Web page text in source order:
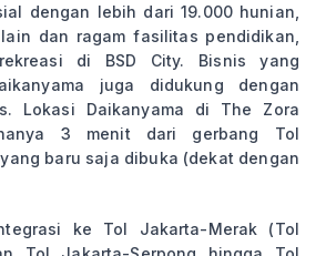
dengan lebih dari 19.000 hunian,
dan ragam fasilitas pendidikan,
di BSD City. Bisnis yang
juga didukung dengan
Lokasi Daikanyama di The Zora
3 menit dari gerbang Tol
baru saja dibuka (dekat dengan
ke Tol Jakarta-Merak (Tol